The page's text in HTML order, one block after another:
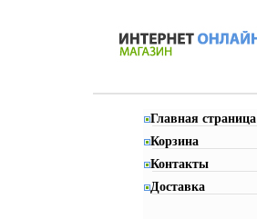
Главная страница
Корзина
Контакты
Доставка